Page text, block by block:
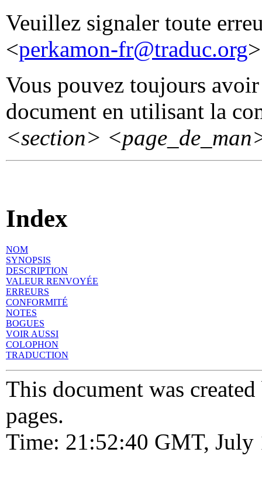
Veuillez signaler toute
<perkamon-fr@traduc.org
Vous pouvez toujours
document en utilisant la
<section>
Index
NOM
SYNOPSIS
DESCRIPTION
VALEUR RENVOYÉE
ERREURS
CONFORMITÉ
NOTES
BOGUES
VOIR AUSSI
COLOPHON
TRADUCTION
This document was
pages.
Time: 21:52:40 GMT, July